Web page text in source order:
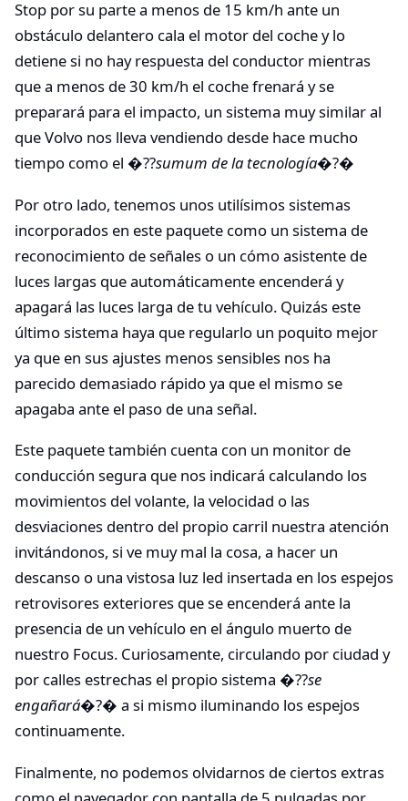
Stop por su parte a menos de 15 km/h ante un
obstáculo delantero cala el motor del coche y lo
detiene si no hay respuesta del conductor mientras
que a menos de 30 km/h el coche frenará y se
preparará para el impacto, un sistema muy similar al
que Volvo nos lleva vendiendo desde hace mucho
tiempo como el �??sumum de la tecnología�?�
Por otro lado, tenemos unos utilísimos sistemas
incorporados en este paquete como un sistema de
reconocimiento de señales o un cómo asistente de
luces largas que automáticamente encenderá y
apagará las luces larga de tu vehículo. Quizás este
último sistema haya que regularlo un poquito mejor
ya que en sus ajustes menos sensibles nos ha
parecido demasiado rápido ya que el mismo se
apagaba ante el paso de una señal.
Este paquete también cuenta con un monitor de
conducción segura que nos indicará calculando los
movimientos del volante, la velocidad o las
desviaciones dentro del propio carril nuestra atención
invitándonos, si ve muy mal la cosa, a hacer un
descanso o una vistosa luz led insertada en los espejos
retrovisores exteriores que se encenderá ante la
presencia de un vehículo en el ángulo muerto de
nuestro Focus. Curiosamente, circulando por ciudad y
por calles estrechas el propio sistema �??se
engañará�?� a si mismo iluminando los espejos
continuamente.
Finalmente, no podemos olvidarnos de ciertos extras